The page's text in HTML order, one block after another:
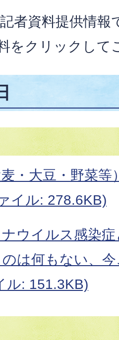
者資料提供情報
をクリックして
・大豆・野菜
イル: 278.6KB)
ナウイルス感染
は何もない、
ル: 151.3KB)